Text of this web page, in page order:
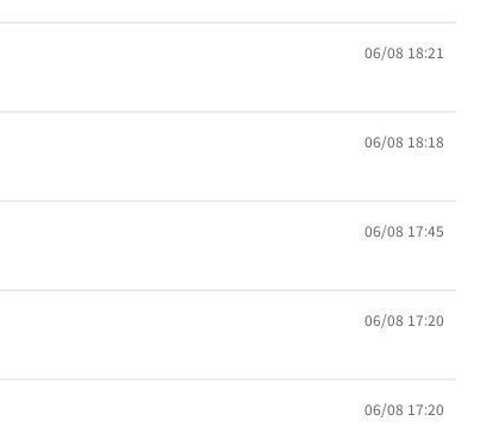
06/08 18:21
06/08 18:18
06/08 17:45
06/08 17:20
06/08 17:20